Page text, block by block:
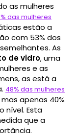
as mulheres
das mulheres
estão a
com 53% dos
As
de vidro, uma
e as
as está a
48% das mulheres
apenas 40%
nível. Esta
que a